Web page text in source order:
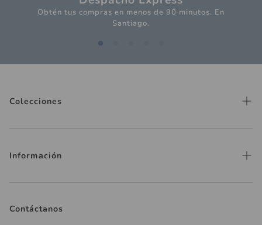
Obtén tus compras en menos de 90 minutos. En
Santiago.
Colecciones
Decoración
Información
Despachos
Contáctanos